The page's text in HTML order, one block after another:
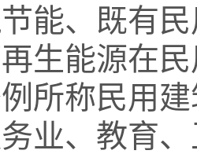
能、既有
生能源在
称民用建
业、教育